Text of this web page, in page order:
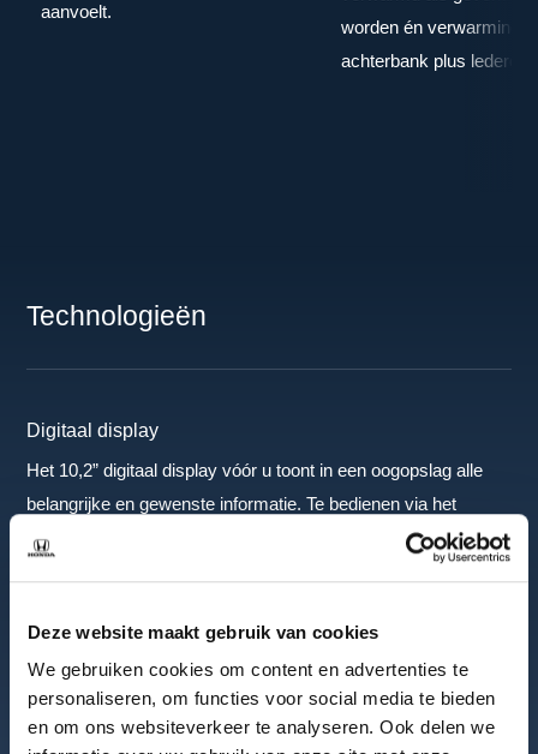
Deze website maakt gebruik van cookies
We gebruiken cookies om content en advertenties te
personaliseren, om functies voor social media te bieden
en om ons websiteverkeer te analyseren. Ook delen we
aanvoelt.
worden én verwarming
achterbank plus lederen
Technologieën
Digitaal display
Het 10,2” digitaal display vóór u toont in een oogopslag alle
belangrijke en gewenste informatie. Te bedienen via het
multifunctionele stuurwiel.
Infotainmentsysteem
Een 9” Honda CONNECT infotainmentsysteem, compleet
met Android Auto, Apple CarPlay, navigatiesysteem en
slimme mogelijkheden tot brandstofbesparing.